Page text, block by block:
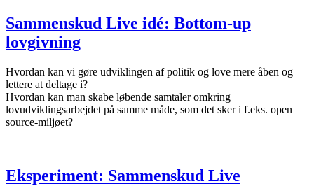
Sammenskud Live idé: Bottom-up
lovgivning
Hvordan kan vi gøre udviklingen af politik og love mere åben og
lettere at deltage i?
Hvordan kan man skabe løbende samtaler omkring
lovudviklingsarbejdet på samme måde, som det sker i f.eks. open
source-miljøet?
Eksperiment: Sammenskud Live